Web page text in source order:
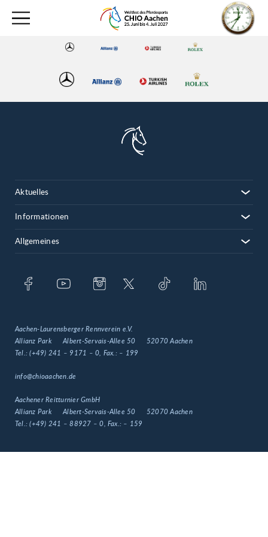
Aktuelles
Informationen
Allgemeines
Aachen-Laurensberger Rennverein e.V.
Allianz Park
Albert-Servais-Allee 50
52070 Aachen
Tel.:(+49) 241 – 9171 – 0 , Fax.: – 199
info@chioaachen.de
Aachener Reitturnier GmbH
Allianz Park
Albert-Servais-Allee 50
52070 Aachen
Tel.:(+49) 241 – 88927 – 0 , Fax.: – 159